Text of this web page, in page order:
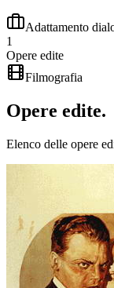
Adattamento
1
Opere edite
Filmografia
Opere edite.
Elenco delle opere